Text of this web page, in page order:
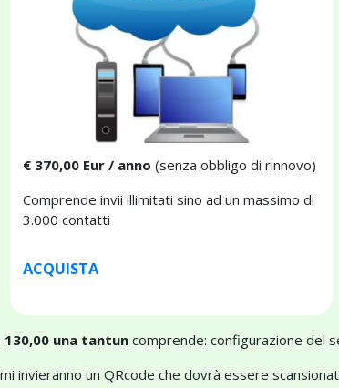
€ 370,00 Eur / anno (senza obbligo di rinnovo)
Comprende invii illimitati sino ad un massimo di
3.000 contatti
ACQUISTA
una tantuncomprende: configurazione del
invieranno un QRcode che dovrà essere